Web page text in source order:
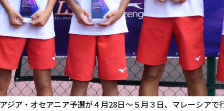
ア・オセアニア予選が４月28日～５月３日、マレーシアで